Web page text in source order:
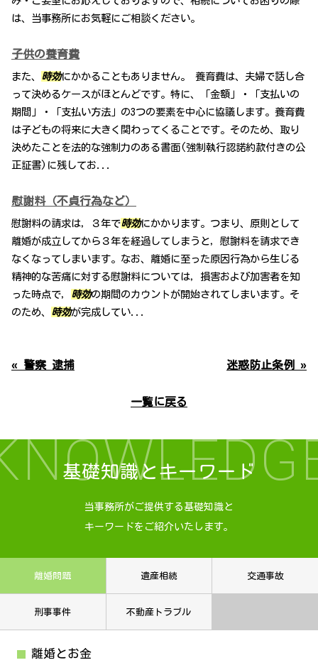
は、当事務所にお気軽にご相談ください。
子供の養育費
また、 時効にかかることもありません。 養育費は、夫婦で話し合
って決めるケースがほとんどです。特に、「金額」・「支払いの
期間」・「支払い方法」の3つの要素を中心に協議します。養育費
は子どもの将来に大きく関わってくることです。そのため、取り
決めたことを法的な強制力のある書面(強制執行認諾約款付きの公
正証書)に残してお...
慰謝料（不貞行為など）
慰謝料の請求は，３年で時効にかかります。つまり、原則として
離婚が成立してから３年を経過してしまうと，慰謝料を請求でき
なくなってしまいます。なお、離婚に至った原因行為から生じる
精神的な苦痛に対する慰謝料については，損害および加害者を知
った時点で， 時効の期間のカウントが開始されてしまいます。そ
のため、 時効が完成してい...
« 警察 逮捕 迷惑防止条例 »
一覧に戻る
基礎知識とキーワード
当事務所がご提供する基礎知識と
キーワードをご紹介いたします。
離婚問題 遺産相続 交通事故
刑事事件 不動産トラブル
離婚とお金